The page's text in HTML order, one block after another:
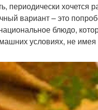
периодически хочется
вариант – это
блюдо,
условиях, не